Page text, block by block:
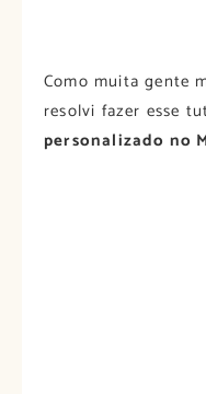
Como muita gente
resolvi fazer esse
personalizado no